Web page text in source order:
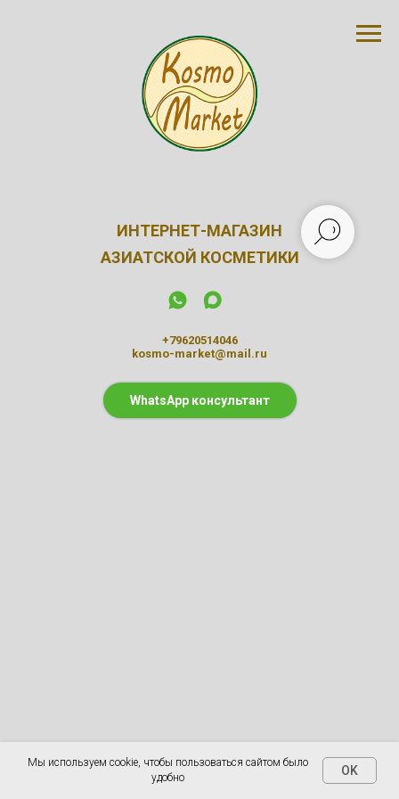
ИНТЕРНЕТ-МАГАЗИН
АЗИАТСКОЙ КОСМЕТИКИ
+79620514046
kosmo-market@mail.ru
WhatsApp консультант
Мы используем cookie, чтобы пользоваться сайтом было
удобно
OK